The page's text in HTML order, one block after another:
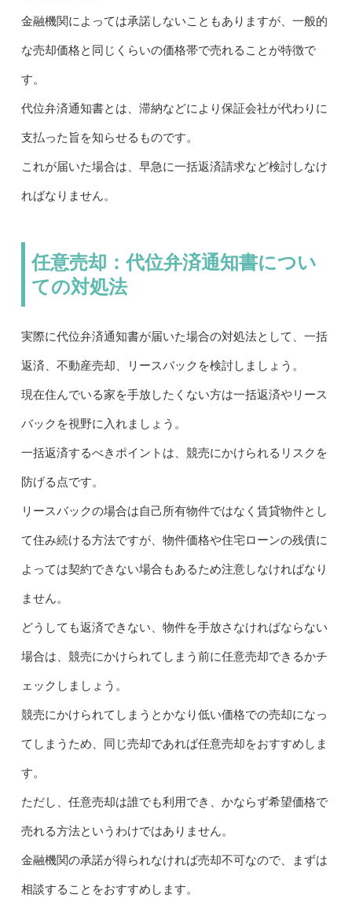
金融機関によっては承諾しないこともありますが、一般的
な売却価格と同じくらいの価格帯で売れることが特徴で
す。
代位弁済通知書とは、滞納などにより保証会社が代わりに
支払った旨を知らせるものです。
これが届いた場合は、早急に一括返済請求など検討しなけ
ればなりません。
任意売却：代位弁済通知書につい
ての対処法
実際に代位弁済通知書が届いた場合の対処法として、一括
返済、不動産売却、リースバックを検討しましょう。
現在住んでいる家を手放したくない方は一括返済やリース
バックを視野に入れましょう。
一括返済するべきポイントは、競売にかけられるリスクを
防げる点です。
リースバックの場合は自己所有物件ではなく賃貸物件とし
て住み続ける方法ですが、物件価格や住宅ローンの残債に
よっては契約できない場合もあるため注意しなければなり
ません。
どうしても返済できない、物件を手放さなければならない
場合は、競売にかけられてしまう前に任意売却できるかチ
ェックしましょう。
競売にかけられてしまうとかなり低い価格での売却になっ
てしまうため、同じ売却であれば任意売却をおすすめしま
す。
ただし、任意売却は誰でも利用でき、かならず希望価格で
売れる方法というわけではありません。
金融機関の承諾が得られなければ売却不可なので、まずは
相談することをおすすめします。